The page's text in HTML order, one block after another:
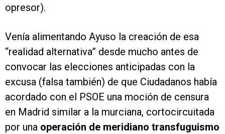
opresor).
Venía alimentando Ayuso la creación de esa
“realidad alternativa” desde mucho antes de
convocar las elecciones anticipadas con la
excusa (falsa también) de que Ciudadanos había
acordado con el PSOE una moción de censura
en Madrid similar a la murciana, cortocircuitada
por una operación de meridiano transfuguismo